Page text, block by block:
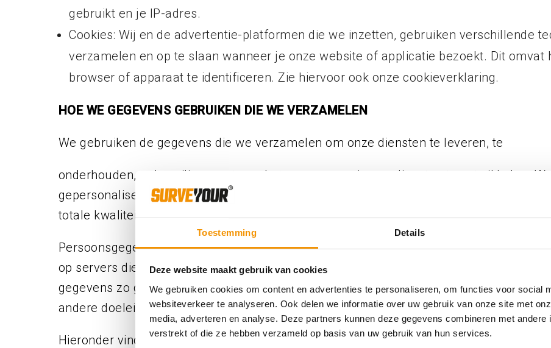
Toestemming Details
Deze website maakt gebruik van cookies
We gebruiken cookies om content en advertenties te personaliseren, om functies voor social
websiteverkeer te analyseren. Ook delen we informatie over uw gebruik van onze site met
media, adverteren en analyse. Deze partners kunnen deze gegevens combineren met andere
verstrekt of die ze hebben verzameld op basis van uw gebruik van hun services.
gebruikt en je IP-adres.
Cookies: Wij en de advertentie-platformen die we inzetten, gebruiken verschillende
verzamelen en op te slaan wanneer je onze website of applicatie bezoekt. Dit omvat
browser of apparaat te identificeren. Zie hiervoor ook onze cookieverklaring.
HOE WE GEGEVENS GEBRUIKEN DIE WE VERZAMELEN
We gebruiken de gegevens die we verzamelen om onze diensten te leveren, te
onderhouden, te beveiligen en te verbeteren en om nieuwe diensten te ontwikkelen.
gepersonaliseerde inhoud te leveren, zoals relevantere inhoud op onze website, e-
totale kwaliteit van onze dienstverlening te verbeteren.
Persoonsgegevens maken we niet openbaar en verstrekken we niet aan derden,
op servers die wij extern van derden afnemen. Met deze partijen hebben wij
gegevens zo goed mogelijk te beschermen. We vragen je altijd om toestemming
andere doeleinden dan in deze Privacyverklaring beschreven.
Hieronder vind je extra uitleg over de software die we inzetten op onze websites, en